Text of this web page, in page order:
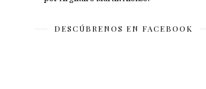
DESCÚBRENOS EN FACEBOOK